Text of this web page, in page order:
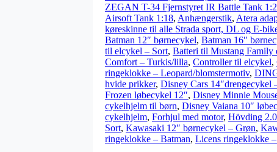
ZEGAN T-34 Fjernstyret IR Battle Tank
Airsoft Tank 1:18, Anhængerstik, Atera
køreskinne til alle Strada sport, DL og E-
Batman 12″ børnecykel, Batman 16″
til elcykel – Sort, Batteri til Mustang Family
Comfort – Turkis/lilla, Controller til elcykel,
ringeklokke – Leopard/blomstermotiv,
hvide prikker, Disney Cars 14″drengecykel
Frozen løbecykel 12″, Disney Minnie
cykelhjelm til børn, Disney Vaiana 10″
cykelhjelm, Forhjul med motor, Hövding
Sort, Kawasaki 12″ børnecykel – Grøn,
ringeklokke – Batman, Licens ringeklokke